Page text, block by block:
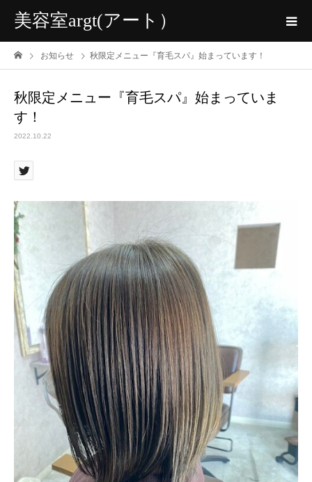
美容室argt(アート）
お知らせ 秋限定メニュー『育毛スパ』始まっています！
秋限定メニュー『育毛スパ』始まっていま
す！
2022.10.22